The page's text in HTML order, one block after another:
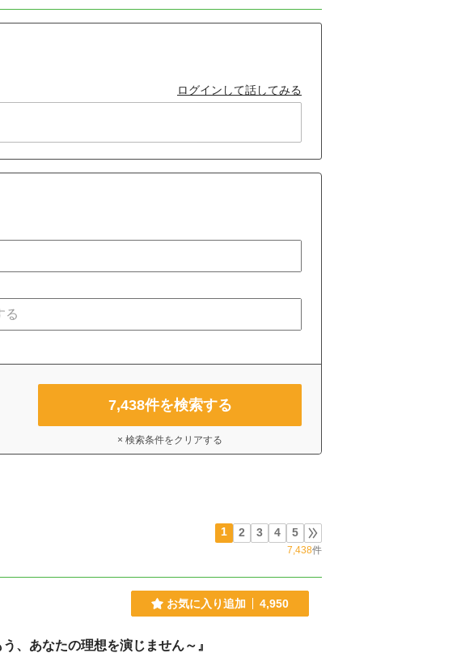
ログインして話してみる
7,438件を検索する
× 検索条件をクリアする
1 2 3 4 5
7,438件
お気に入り追加 4,950
、あなたの理想を演じません～』